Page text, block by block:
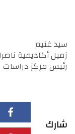
سيد غنيم
زميل أكاديمية
رئيس مركز دراسات
شارك